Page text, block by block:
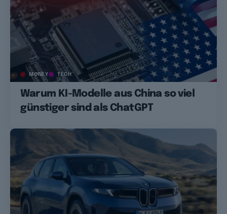
MONEY TECH
Warum KI-Modelle aus China so viel
günstiger sind als ChatGPT